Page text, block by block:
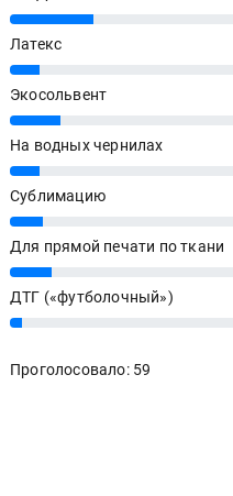
20%
Латекс
7%
Экосольвент
12%
На водных чернилах
7%
Сублимацию
8%
Для прямой печати по ткани
10%
ДТГ («футболочный»)
3%
Проголосовало: 59